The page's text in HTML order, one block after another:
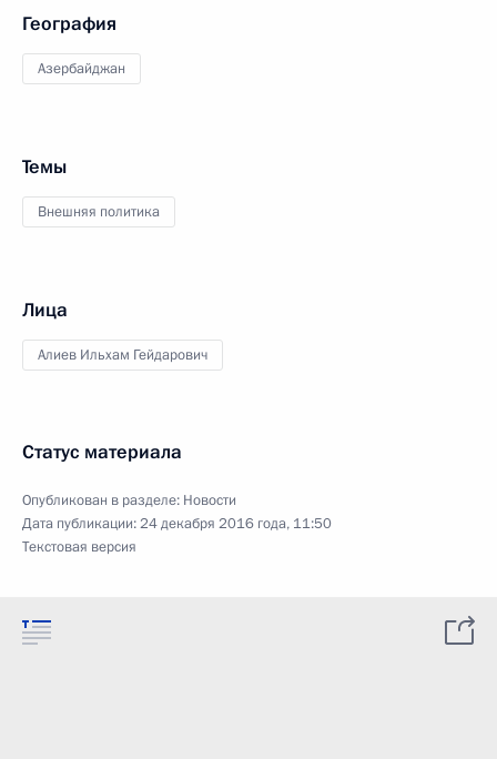
География
Азербайджан
Темы
Внешняя политика
Лица
Алиев Ильхам Гейдарович
Статус материала
Опубликован в разделе: Новости
Дата публикации:24 декабря 2016 года, 11:50
Текстовая версия